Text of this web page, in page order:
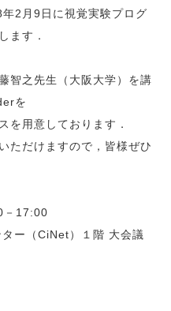
2月9日に視覚実験プログ
ます．
智之先生（大阪大学）を講
を
を用意しております．
ただけますので，皆様ぜひ
－17:00
ー（CiNet）１階 大会議